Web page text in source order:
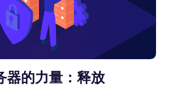
器的力量：释放